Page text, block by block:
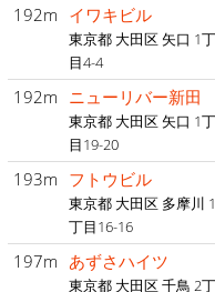
192m イワキビル
東京都 大田区 矢口 1丁
目4-4
192m ニューリバー新田
東京都 大田区 矢口 1丁
目19-20
193m フトウビル
東京都 大田区 多摩川 1
丁目16-16
197m あずさハイツ
東京都 大田区 千鳥 2丁